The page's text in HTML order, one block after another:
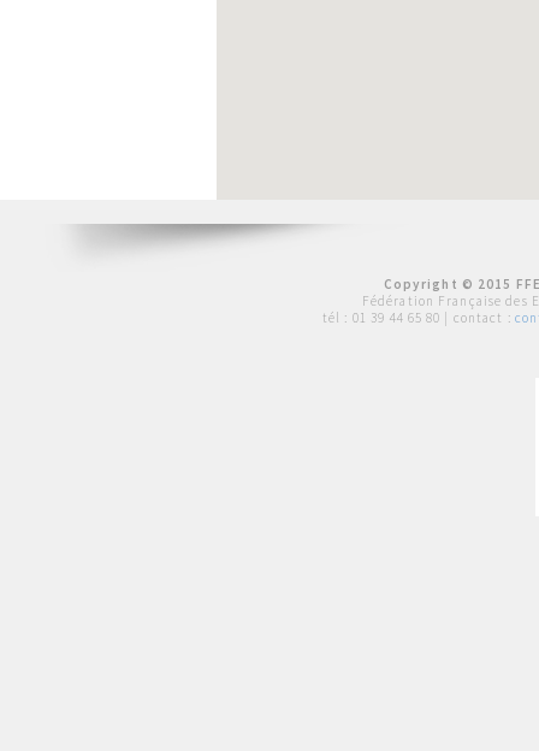
Copyright © 2015
Fédération Française des
tél : 01 39 44 65 80 | contact :